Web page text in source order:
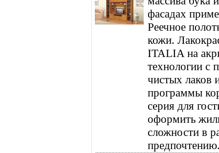
фасадах
Реечное
кожи.
ITALIA на
технологии с
чистых лаков
программы
серия для
оформить
сложности в